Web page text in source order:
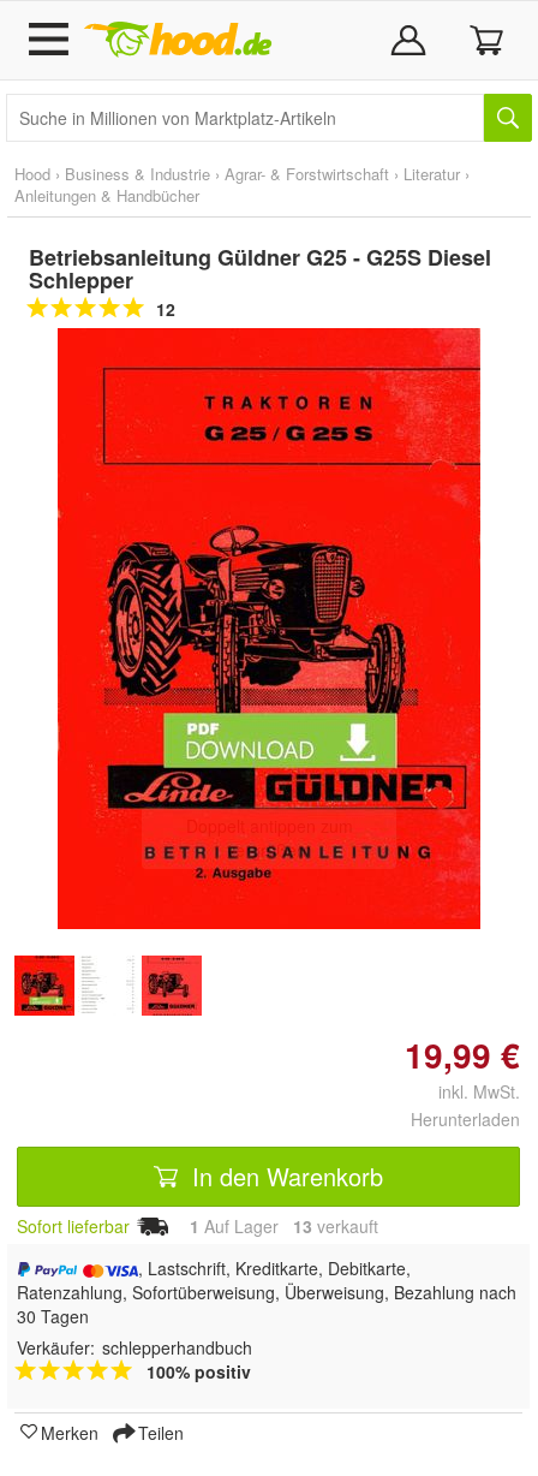
Hood › Business & Industrie › Agrar- & Forstwirtschaft › Literatur ›
Anleitungen & Handbücher
Betriebsanleitung Güldner G25 - G25S Diesel
Schlepper
12
Doppelt antippen zum
vergrößern
19,99 €
inkl. MwSt.
Herunterladen
In den Warenkorb
Sofort lieferbar 1 Auf Lager 13 verkauft
, Lastschrift, Kreditkarte, Debitkarte,
Ratenzahlung, Sofortüberweisung, Überweisung, Bezahlung nach
30 Tagen
Verkäufer: schlepperhandbuch
100% positiv
Merken Teilen